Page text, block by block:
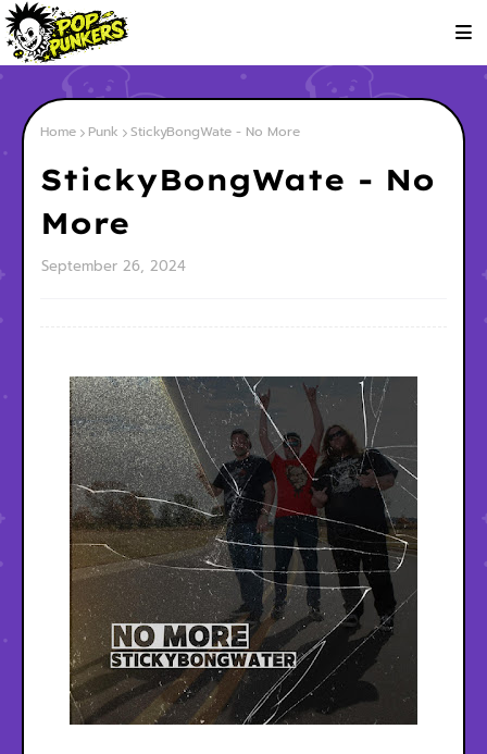
Home Punk StickyBongWate - No More
StickyBongWate - No
More
September 26, 2024